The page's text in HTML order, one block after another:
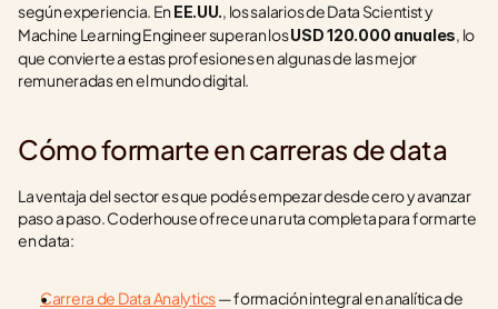
según experiencia. En EE.UU., los salarios de Data Scientist y
Machine Learning Engineer superan los USD 120.000 anuales, lo
que convierte a estas profesiones en algunas de las mejor
remuneradas en el mundo digital.
Cómo formarte en carreras de data
La ventaja del sector es que podés empezar desde cero y avanzar
paso a paso. Coderhouse ofrece una ruta completa para formarte
en data:
Carrera de Data Analytics — formación integral en analítica de